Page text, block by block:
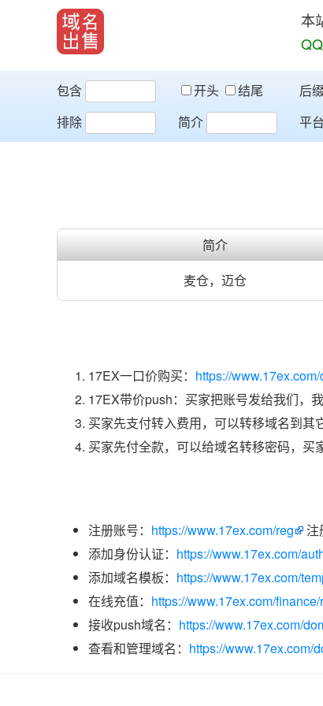
本
QQ
包含 开头
结尾
排除
简介
后缀
平台
简介
麦仓，迈仓
17EX一口价购买： https://
17EX带价push：买家把账号发给我们，
买家先支付转入费用，可以转移域名到其
买家先付全款，可以给域名转移密码，买
注册账号： https://www.17ex.com/reg
注
添加身份认证： https://www.17ex.com/
添加域名模板： https://www.17ex.com/
在线充值： https://www.17ex.com/
接收push域名： https://www.17ex.com/
查看和管理域名： https://www.17ex.com/